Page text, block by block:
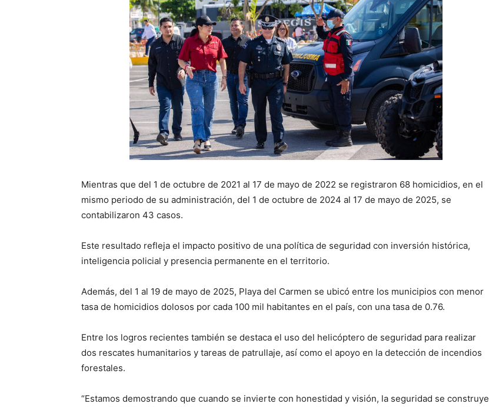
Mientras que del 1 de octubre de 2021 al 17 de mayo de 2022 se registraron 68 homicidios, en el
mismo periodo de su administración, del 1 de octubre de 2024 al 17 de mayo de 2025, se
contabilizaron 43 casos.
Este resultado refleja el impacto positivo de una política de seguridad con inversión histórica,
inteligencia policial y presencia permanente en el territorio.
Además, del 1 al 19 de mayo de 2025, Playa del Carmen se ubicó entre los municipios con menor
tasa de homicidios dolosos por cada 100 mil habitantes en el país, con una tasa de 0.76.
Entre los logros recientes también se destaca el uso del helicóptero de seguridad para realizar
dos rescates humanitarios y tareas de patrullaje, así como el apoyo en la detección de incendios
forestales.
“Estamos demostrando que cuando se invierte con honestidad y visión, la seguridad se construye